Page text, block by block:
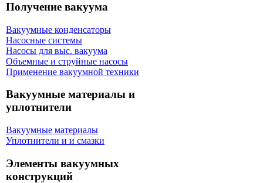
Получение вакуума
Вакуумные конденсаторы
Насосные системы
Насосы для выс. вакуума
Объемные и струйные насосы
Применение вакуумной техники
Вакуумные материалы и
уплотнители
Вакуумные материалы
Уплотнители и и смазки
Элементы вакуумных
конструкций